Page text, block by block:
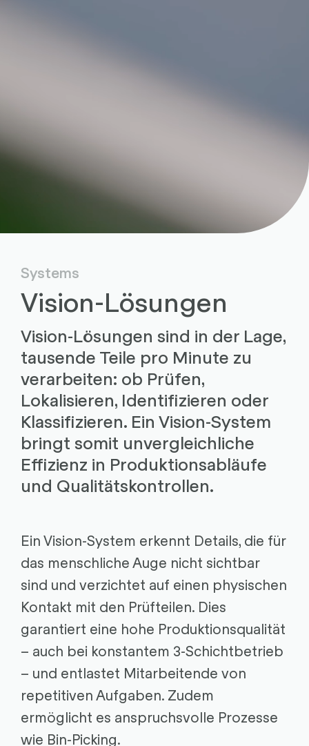
Systems
Vision-Lösungen
Vision-Lösungen sind in der Lage,
tausende Teile pro Minute zu
verarbeiten: ob Prüfen,
Lokalisieren, Identifizieren oder
Klassifizieren. Ein Vision-System
bringt somit unvergleichliche
Effizienz in Produktionsabläufe
und Qualitätskontrollen.
Ein Vision-System erkennt Details, die für
das menschliche Auge nicht sichtbar
sind und verzichtet auf einen physischen
Kontakt mit den Prüfteilen. Dies
garantiert eine hohe Produktionsqualität
– auch bei konstantem 3-Schichtbetrieb
– und entlastet Mitarbeitende von
repetitiven Aufgaben. Zudem
ermöglicht es anspruchsvolle Prozesse
wie Bin-Picking.